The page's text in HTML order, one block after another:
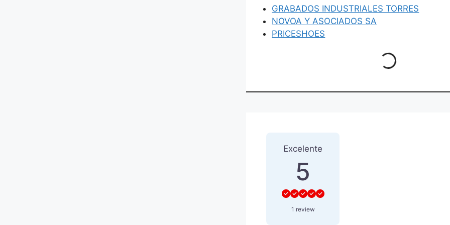
GRABADOS INDUSTRIALES TORRES
NOVOA Y ASOCIADOS SA
PRICESHOES
Loading...
Excelente
5
1 review